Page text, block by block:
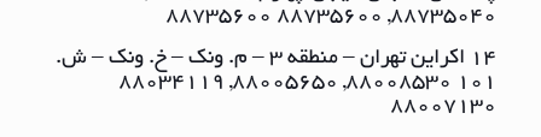
٨٨٧٣٥٠٤٠, ٨٨٧٣٥٦٠٠ ٨٨٧٣٥٦٠٠
14 اکراین تهران – منطقه ٣ – م. ونک – خ. ونک – ش.
١٠١ ٨٨٠٠٨٥٣٠, ٨٨٠٠٥٦٥٠, ٨٨٠٣٤١١٩
٨٨٠٠٧١٣٠